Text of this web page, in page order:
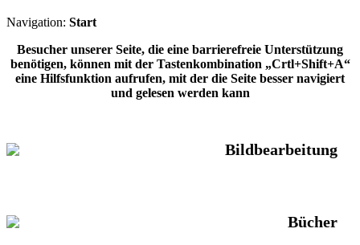
Navigation: Start
Besucher unserer Seite, die eine barrierefreie Unterstützung
benötigen, können mit der Tastenkombination „Crtl+Shift+A“
eine Hilfsfunktion aufrufen, mit der die Seite besser navigiert
und gelesen werden kann
Bildbearbeitung
Bücher